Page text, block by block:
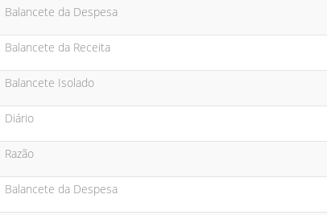
Balancete da Despesa
Balancete da Receita
Balancete Isolado
Diário
Razão
Balancete da Despesa